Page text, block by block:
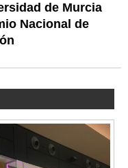
de Murcia
Nacional de